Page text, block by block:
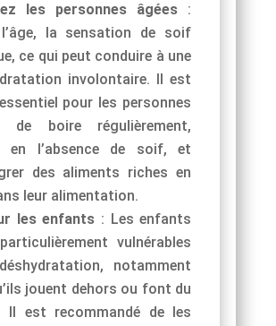
les personnes âgées :
la sensation de soif
ce qui peut conduire à une
involontaire. Il est
pour les personnes
de boire régulièrement,
en l’absence de soif, et
des aliments riches en
leur alimentation.
les enfants : Les enfants
vulnérables
notamment
jouent dehors ou font du
Il est recommandé de les